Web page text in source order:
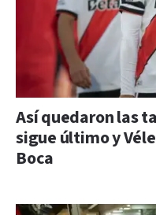
Así quedaron las
sigue último y
Boca